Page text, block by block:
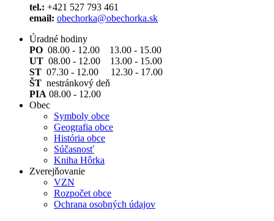
tel.: +421 527 793 461
email: obechorka@obechorka.sk
Úradné hodiny
PO 08.00 - 12.00 13.00 - 15.00
UT 08.00 - 12.00 13.00 - 15.00
ST 07.30 - 12.00 12.30 - 17.00
ŠT nestránkový deň
PIA 08.00 - 12.00
Obec
Symboly obce
Geografia obce
História obce
Súčasnosť
Kniha Hôrka
Zverejňovanie
VZN
Rozpočet obce
Ochrana osobných údajov